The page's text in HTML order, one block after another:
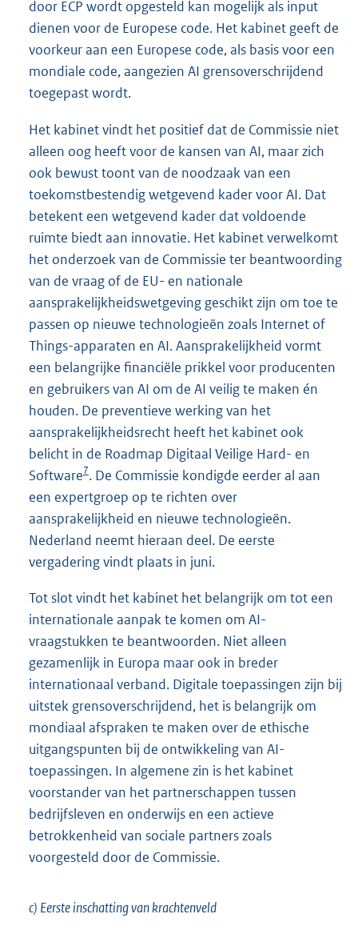
door ECP wordt opgesteld kan mogelijk als input
dienen voor de Europese code. Het kabinet geeft de
voorkeur aan een Europese code, als basis voor een
mondiale code, aangezien AI grensoverschrijdend
toegepast wordt.
Het kabinet vindt het positief dat de Commissie niet
alleen oog heeft voor de kansen van AI, maar zich
ook bewust toont van de noodzaak van een
toekomstbestendig wetgevend kader voor AI. Dat
betekent een wetgevend kader dat voldoende
ruimte biedt aan innovatie. Het kabinet verwelkomt
het onderzoek van de Commissie ter beantwoording
van de vraag of de EU- en nationale
aansprakelijkheidswetgeving geschikt zijn om toe te
passen op nieuwe technologieën zoals Internet of
Things-apparaten en AI. Aansprakelijkheid vormt
een belangrijke financiële prikkel voor producenten
en gebruikers van AI om de AI veilig te maken én
houden. De preventieve werking van het
aansprakelijkheidsrecht heeft het kabinet ook
belicht in de Roadmap Digitaal Veilige Hard- en
Software7. De Commissie kondigde eerder al aan
een expertgroep op te richten over
aansprakelijkheid en nieuwe technologieën.
Nederland neemt hieraan deel. De eerste
vergadering vindt plaats in juni.
Tot slot vindt het kabinet het belangrijk om tot een
internationale aanpak te komen om AI-
vraagstukken te beantwoorden. Niet alleen
gezamenlijk in Europa maar ook in breder
internationaal verband. Digitale toepassingen zijn bij
uitstek grensoverschrijdend, het is belangrijk om
mondiaal afspraken te maken over de ethische
uitgangspunten bij de ontwikkeling van AI-
toepassingen. In algemene zin is het kabinet
voorstander van het partnerschappen tussen
bedrijfsleven en onderwijs en een actieve
betrokkenheid van sociale partners zoals
voorgesteld door de Commissie.
c) Eerste inschatting van krachtenveld